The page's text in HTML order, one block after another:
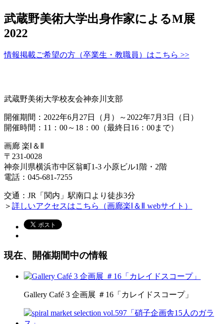
武蔵野美術大学出身作家によるM展
2022
情報掲載ご希望の方（卒業生・教職員）はこちら >>
武蔵野美術大学校友会神奈川支部
開催期間：2022年6月27日（月）～2022年7月3日（日）
開催時間：11：00～18：00（最終日16：00まで）
画廊 楽Ⅰ＆Ⅱ
〒231-0028
神奈川県横浜市中区翁町1-3 小原ビル1階・2階
電話： 045-681-7255
交通：JR「関内」駅南口より徒歩3分
＞ 詳しいアクセスはこちら（画廊楽Ⅰ＆Ⅱ webサイト）
現在、開催期間中の情報
Gallery Café 3 企画展 ＃16「カレイドスコープ」